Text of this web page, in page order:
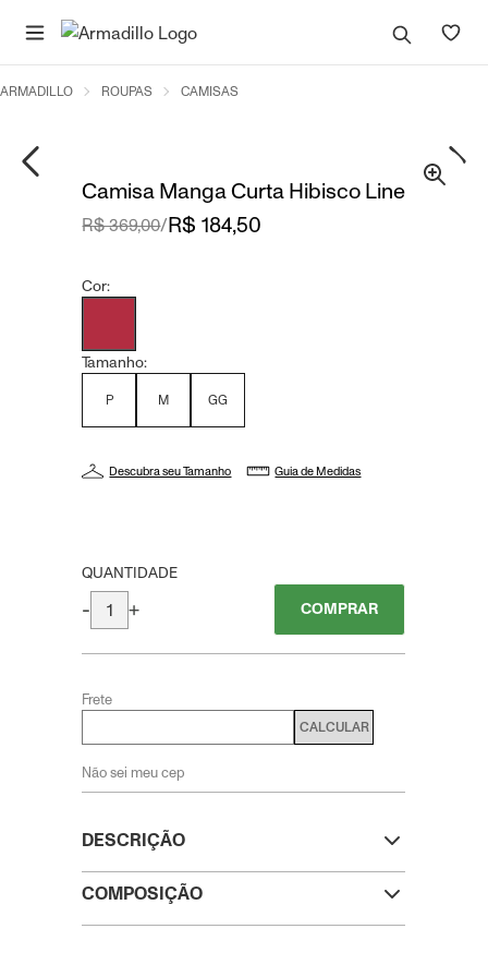
ARMADILLO ROUPAS CAMISAS
Camisa Manga Curta Hibisco Line
DESCRIÇÃO
COMPOSIÇÃO
R$ 369,00/R$ 184,50
Cor:
Tamanho:
P M GG
Descubra seu Tamanho Guia de Medidas
QUANTIDADE
- + COMPRAR
Frete
CALCULAR
Não sei meu cep